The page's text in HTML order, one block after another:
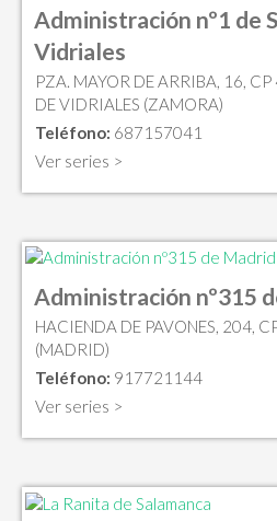
Administración nº1 de
Vidriales
PZA. MAYOR DE ARRIBA, 16,
DE VIDRIALES (ZAMORA)
Teléfono: 687157041
Ver series >
Administración nº315
HACIENDA DE PAVONES, 204,
(MADRID)
Teléfono: 917721144
Ver series >